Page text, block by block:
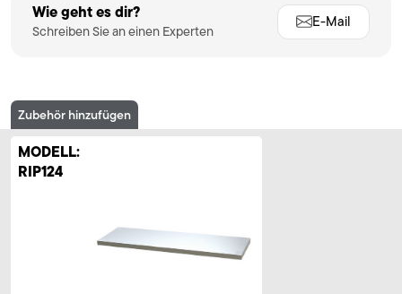
Wie geht es dir?
Schreiben Sie an einen Experten
E-Mail
Zubehör hinzufügen
MODELL:
RIP124